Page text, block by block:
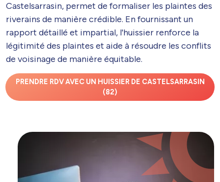
Castelsarrasin, permet de formaliser les plaintes des
riverains de manière crédible. En fournissant un
rapport détaillé et impartial, l'huissier renforce la
légitimité des plaintes et aide à résoudre les conflits
de voisinage de manière équitable.
PRENDRE RDV AVEC UN HUISSIER DE CASTELSARRASIN
(82)